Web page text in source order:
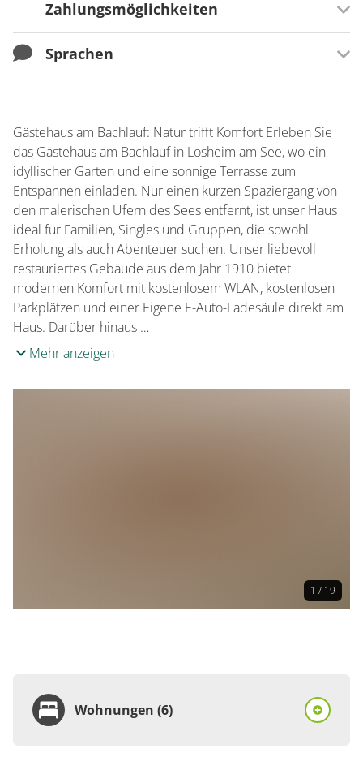
Für Familien besonders geeignet
Serviceangebote
E-Bike-Ladestation
Zahlungsmöglichkeiten
Zahlungsmöglichkeiten
Sprachen
Französisch
Spanisch
Gästehaus am Bachlauf: Natur trifft Komfort Erleben Sie
das Gästehaus am Bachlauf in Losheim am See, wo ein
idyllischer Garten und eine sonnige Terrasse zum
Entspannen einladen. Nur einen kurzen Spaziergang von
den malerischen Ufern des Sees entfernt, ist unser Haus
ideal für Familien, Singles und Gruppen, die sowohl
Erholung als auch Abenteuer suchen. Unser liebevoll
restauriertes Gebäude aus dem Jahr 1910 bietet
modernen Komfort mit kostenlosem WLAN, kostenlosen
Parkplätzen und einer Eigene E-Auto-Ladesäule direkt am
Haus. Darüber hinaus …
Mehr anzeigen
1 / 19
Wohnungen (6)